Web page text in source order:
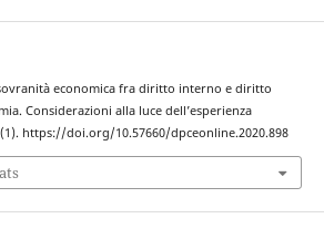
economica fra diritto interno e diritto
Considerazioni alla luce dell’esperienza
(1). https://doi.org/10.57660/dpceonline.2020.898